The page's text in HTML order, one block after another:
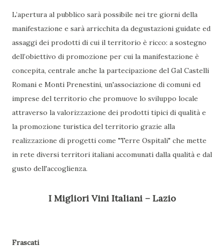
L’apertura al pubblico sarà possibile nei tre giorni della
manifestazione e sarà arricchita da degustazioni guidate ed
assaggi dei prodotti di cui il territorio è ricco: a sostegno
dell’obiettivo di promozione per cui la manifestazione è
concepita, centrale anche la partecipazione del Gal Castelli
Romani e Monti Prenestini, un'associazione di comuni ed
imprese del territorio che promuove lo sviluppo locale
attraverso la valorizzazione dei prodotti tipici di qualità e
la promozione turistica del territorio grazie alla
realizzazione di progetti come "Terre Ospitali" che mette
in rete diversi territori italiani accomunati dalla qualità e dal
gusto dell'accoglienza.
I Migliori Vini Italiani – Lazio
Frascati